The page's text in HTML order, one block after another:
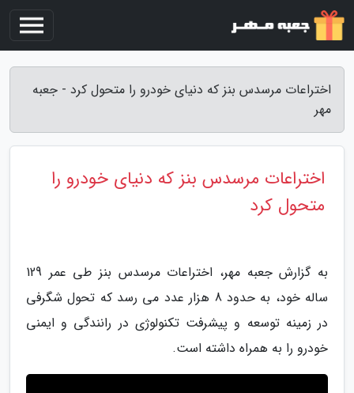
اختراعات مرسدس بنز که دنیای خودرو را متحول کرد - جعبه
مهر
اختراعات مرسدس بنز که دنیای خودرو را
متحول کرد
به گزارش جعبه مهر، اختراعات مرسدس بنز طی عمر 129
ساله خود، به حدود 8 هزار عدد می رسد که تحول شگرفی
در زمینه توسعه و پیشرفت تکنولوژی در رانندگی و ایمنی
خودرو را به همراه داشته است.